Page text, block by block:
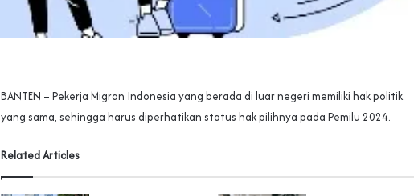
BANTEN – Pekerja Migran Indonesia yang berada di luar negeri memiliki hak politik
yang sama, sehingga harus diperhatikan status hak pilihnya pada Pemilu 2024.
Related Articles